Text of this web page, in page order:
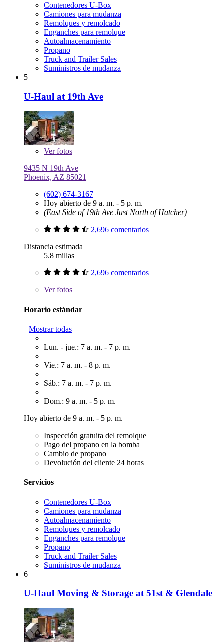
Contenedores U-Box
Camiones para mudanza
Remolques y remolcado
Enganches para remolque
Autoalmacenamiento
Propano
Truck and Trailer Sales
Suministros de mudanza
5
U-Haul at 19th Ave
Verfotos
9435 N 19th Ave
Phoenix, AZ 85021
(602) 674-3167
Hoy abierto de 9 a. m. - 5 p. m.
(East Side of 19th Ave Just North of Hatcher)
2,696 comentarios
Distancia estimada
5.8 millas
2,696 comentarios
Verfotos
Horario estándar
Mostrar todas
Lun. - jue.: 7 a. m. - 7 p. m.
Vie.: 7 a. m. - 8 p. m.
Sáb.: 7 a. m. - 7 p. m.
Dom.: 9 a. m. - 5 p. m.
Hoy abierto de 9 a. m. - 5 p. m.
Inspección gratuita del remolque
Pago del propano en la bomba
Cambio de propano
Devolución del cliente 24 horas
Servicios
Contenedores U-Box
Camiones para mudanza
Autoalmacenamiento
Remolques y remolcado
Enganches para remolque
Propano
Truck and Trailer Sales
Suministros de mudanza
6
U-Haul Moving & Storage at 51st & Glendale